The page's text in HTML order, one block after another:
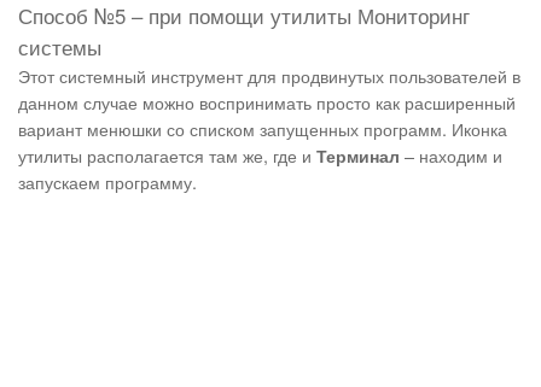
Способ №5 – при помощи утилиты Мониторинг
системы
Этот системный инструмент для продвинутых пользователей в
данном случае можно воспринимать просто как расширенный
вариант менюшки со списком запущенных программ. Иконка
утилиты располагается там же, где и Терминал – находим и
запускаем программу.